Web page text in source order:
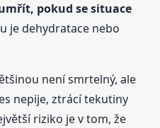
pokud se situace
je dehydratace nebo
není smrtelný, ale
nepije, ztrácí tekutiny
riziko je v tom, že